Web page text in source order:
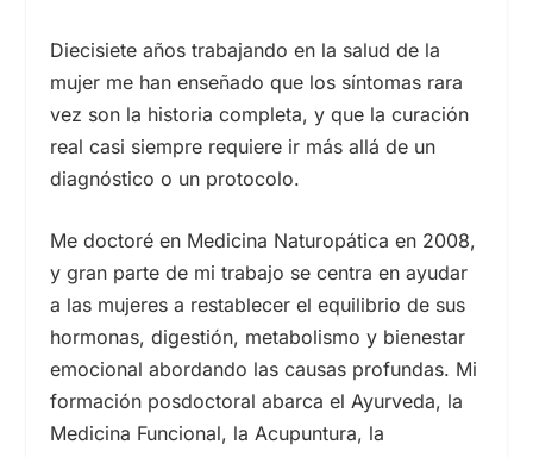
Diecisiete años trabajando en la salud de la
mujer me han enseñado que los síntomas rara
vez son la historia completa, y que la curación
real casi siempre requiere ir más allá de un
diagnóstico o un protocolo.
Me doctoré en Medicina Naturopática en 2008,
y gran parte de mi trabajo se centra en ayudar
a las mujeres a restablecer el equilibrio de sus
hormonas, digestión, metabolismo y bienestar
emocional abordando las causas profundas. Mi
formación posdoctoral abarca el Ayurveda, la
Medicina Funcional, la Acupuntura, la